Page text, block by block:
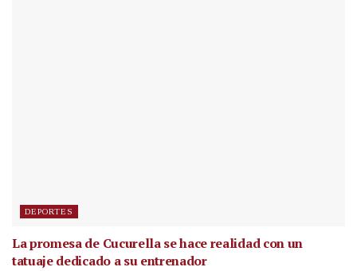
DEPORTES
La promesa de Cucurella se hace realidad con un
tatuaje dedicado a su entrenador